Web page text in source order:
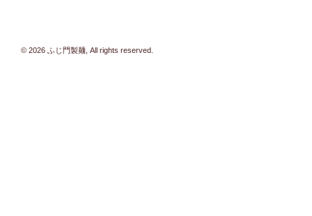
© 2026 ふじ門製麺, All rights reserved.